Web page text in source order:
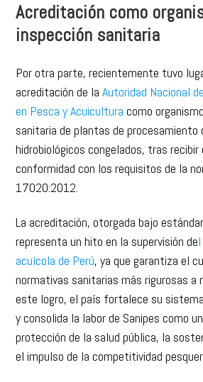
Acreditación como
inspección sanitaria
Por otra parte, recientemente tuvo
acreditación de laAutoridad Nacional
en Pesca y Acuicultura como
sanitaria de plantas de procesamiento
hidrobiológicos congelados, tras
conformidad con los requisitos de la
17020:2012.
La acreditación, otorgada bajo
representa un hito en la supervisión del
acuícola de Perú, ya que garantiza el
normativas sanitarias más rigurosas a
este logro, el país fortalece su
y consolida la labor de Sanipes como
protección de la salud pública, la
el impulso de la competitividad